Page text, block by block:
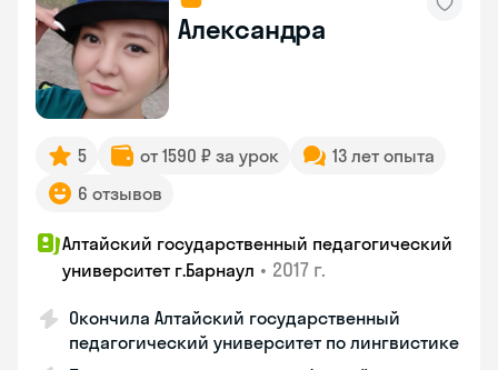
Александра
5 от 1590 ₽ за урок
13 лет опыта
6 отзывов
Алтайский государственный педагогический
университет г.Барнаул • 2017 г.
Окончила Алтайский государственный
педагогический университет по лингвистике